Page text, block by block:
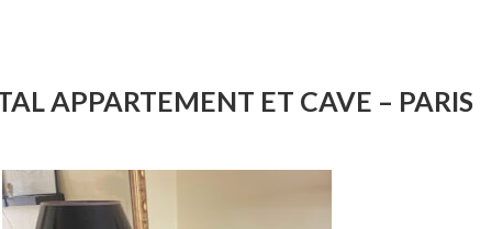
APPARTEMENT ET CAVE – PARIS